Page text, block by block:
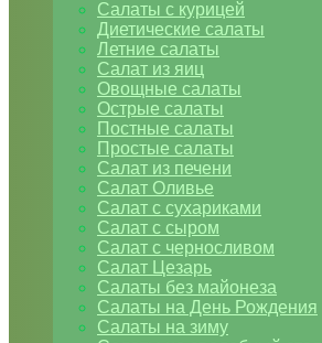
Салаты с курицей
Диетические салаты
Летние салаты
Салат из яиц
Овощные салаты
Острые салаты
Постные салаты
Простые салаты
Салат из печени
Салат Оливье
Салат с сухариками
Салат с сыром
Салат с черносливом
Салат Цезарь
Салаты без майонеза
Салаты на День Рождения
Салаты на зиму